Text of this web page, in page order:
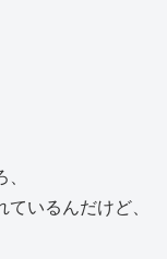
いるんだけど、